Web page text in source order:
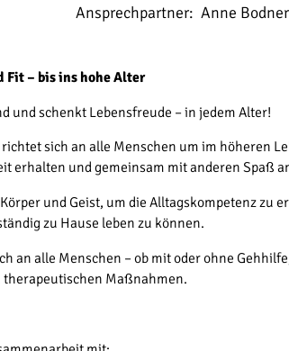
Ansprechpartner: Anne Bodner
– bis ins hohe Alter
und schenkt Lebensfreude – in jedem Alter!
sich an alle Menschen um im höheren
erhalten und gemeinsam mit anderen Spaß
und Geist, um die Alltagskompetenz zu
zu Hause leben zu können.
an alle Menschen – ob mit oder ohne
Maßnahmen.